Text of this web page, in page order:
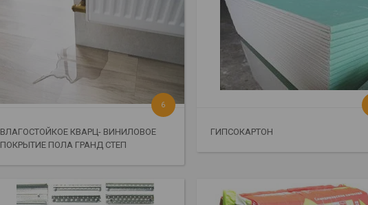
ВЛАГОСТОЙКОЕ КВАРЦ- ВИНИЛОВОЕ
ПОКРЫТИЕ ПОЛА ГРАНД СТЕП
6
ГИПСОКАРТОН